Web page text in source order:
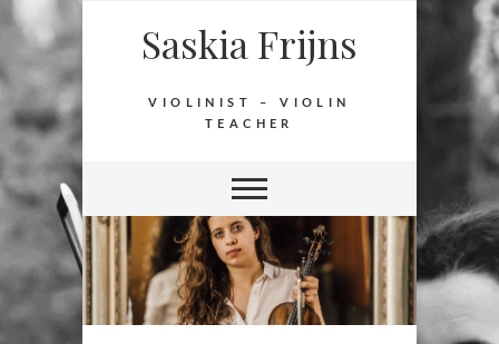
Saskia Frijns
VIOLINIST – VIOLIN
TEACHER